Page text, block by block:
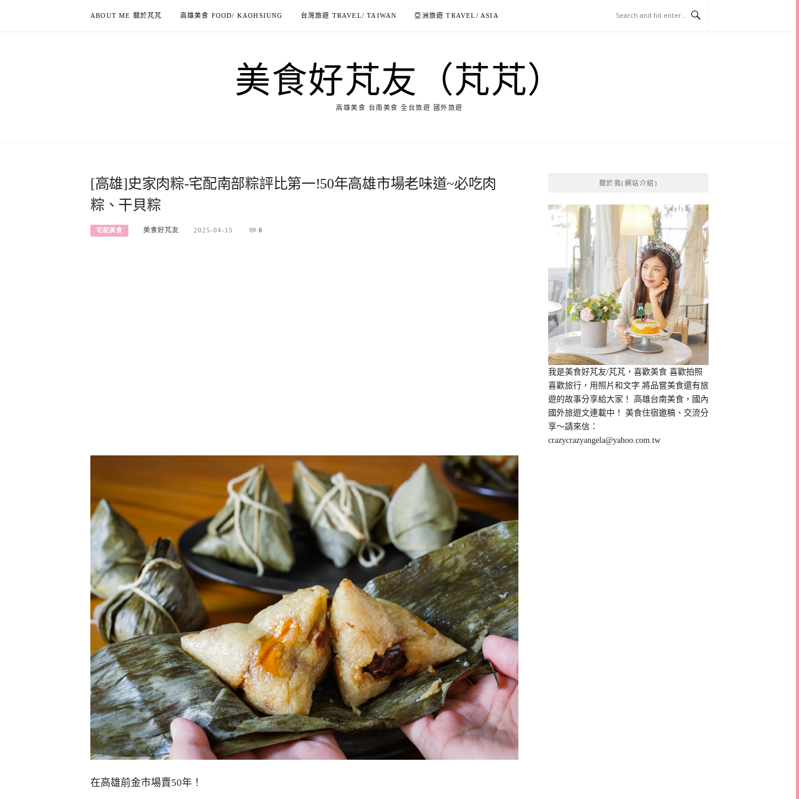
ABOUT ME 關於芃芃 高雄美食 FOOD/ KAOHSIUNG 台灣旅遊 TRAVEL/ TAIWAN 亞洲旅遊 TRAVEL/ ASIA
美食好芃友（芃芃）
高雄美食 台南美食 全台旅遊 國外旅遊
[高雄]史家肉粽-宅配南部粽評比第一!50年高雄市場老味道~必吃肉
粽、干貝粽
宅配美食 美食好芃友 2025-04-15 0
在高雄前金市場賣50年！
關於我(網站介紹)
我是美食好芃友/芃芃，喜歡美食 喜歡拍照
喜歡旅行，用照片和文字 將品嘗美食還有旅
遊的故事分享給大家！ 高雄台南美食，國內
國外旅遊文連載中！ 美食住宿邀稿、交流分
享～請來信：
crazycrazyangela@yahoo.com.tw